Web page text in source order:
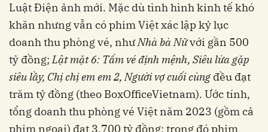
Luật Điện ảnh mới. Mặc dù tình hình kinh tế khó
khăn nhưng vẫn có phim Việt xác lập kỷ lục
doanh thu phòng vé, nhưNhà bà Nữvới gần 500
tỷ đồng;Lật mặt 6: Tấm vé định mệnh, Siêu lừa gặp
siêu lầy, Chị chị em em 2, Người vợ cuối cùng đều đạt
trăm tỷ đồng (theo BoxOfficeVietnam). Ước tính,
tổng doanh thu phòng vé Việt năm 2023 (gồm cả
phim ngoại) đạt 3.700 tỷ đồng; trong đó phim